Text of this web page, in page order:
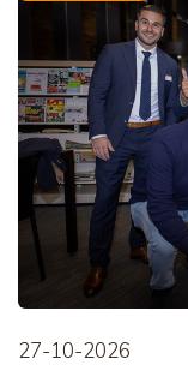
27-10-2026